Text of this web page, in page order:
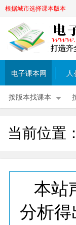
根据城市选择课本版本
电子课本网 人
按版本找课本
当前位置：
本站
分析